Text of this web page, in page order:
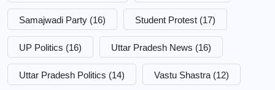
Samajwadi Party (16) Student Protest (17)
UP Politics (16) Uttar Pradesh News (16)
Uttar Pradesh Politics (14) Vastu Shastra (12)